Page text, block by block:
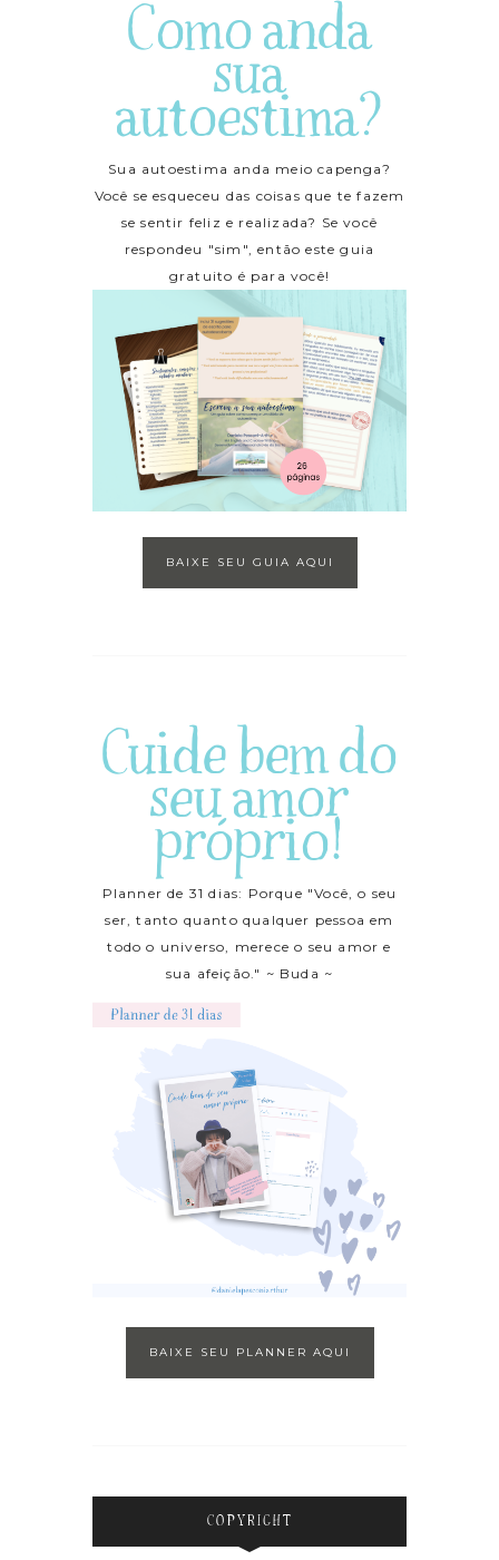
Como anda
sua
autoestima?
Sua autoestima anda meio capenga?
Você se esqueceu das coisas que te fazem
se sentir feliz e realizada? Se você
respondeu "sim", então este guia
gratuito é para você!
BAIXE SEU GUIA AQUI
Cuide bem do
seu amor
próprio!
Planner de 31 dias: Porque "Você, o seu
ser, tanto quanto qualquer pessoa em
todo o universo, merece o seu amor e
sua afeição." ~ Buda ~
BAIXE SEU PLANNER AQUI
COPYRIGHT